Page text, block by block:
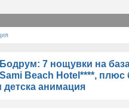
7 нощувки на база
Beach Hotel****, плюс
детска анимация